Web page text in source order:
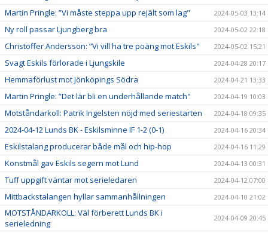
Martin Pringle: ”Vi måste steppa upp rejält som lag" 2024-05-03 13:14
Ny roll passar Ljungberg bra 2024-05-02 22:18
Christoffer Andersson: ”Vi vill ha tre poäng mot Eskils" 2024-05-02 15:21
Svagt Eskils förlorade i Ljungskile 2024-04-28 20:17
Hemmaförlust mot Jönköpings Södra 2024-04-21 13:33
Martin Pringle: ”Det lär bli en underhållande match" 2024-04-19 10:03
Motståndarkoll: Patrik Ingelsten nöjd med seriestarten 2024-04-18 09:35
2024-04-12 Lunds BK - Eskilsminne IF 1-2 (0-1) 2024-04-16 20:34
Eskilstalang producerar både mål och hip-hop 2024-04-16 11:29
Konstmål gav Eskils segern mot Lund 2024-04-13 00:31
Tuff uppgift väntar mot serieledaren 2024-04-12 07:00
Mittbackstalangen hyllar sammanhållningen 2024-04-10 21:02
MOTSTÅNDARKOLL: Väl förberett Lunds BK i
serieledning
2024-04-09 20:45